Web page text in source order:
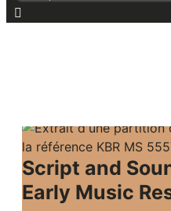
for:
Script and
Early Music